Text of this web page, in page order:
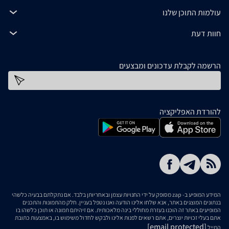
עולמות התוכן שלנו
חוות דעת
הרשמה לקבלת עדכונים ומבצעים
להורדת האפליקציה
המידע המופיע ב- zap מסופק על ידי החנויות עצמן ובאחריותן בלבד. אם נתקלתם בבעיה כלשהי
בנתונים המוצגים באתר, אנא שלחו אלינו הודעה ואנו נטפל בעניין. חלק מהתמונות והתכנים
המופיעים באתר זה הוכנו בעזרת מחוללי בינה מלאכותית. אם זיהיתם תמונה או תוכן כלשהו בו
אתם בעלי זכויות יוצרים, אתם רשאים לפנות אלינו ולבקש לחדול משימוש בו, באמצעות כתובת
המייל [email protected]